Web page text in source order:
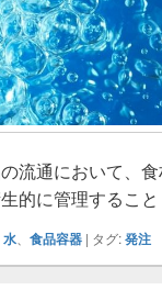
流通において、
的に管理すること
水 食品容器 | タグ:発注